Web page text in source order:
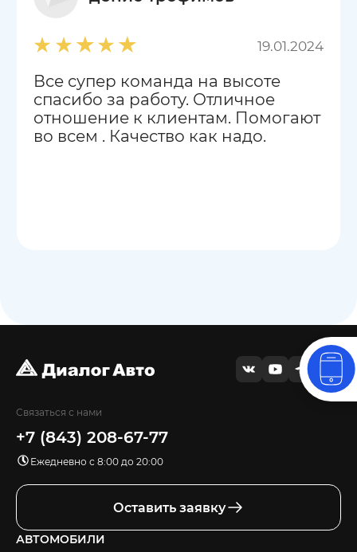
19.01.2024
Все супер команда на высоте
спасибо за работу. Отличное
отношение к клиентам. Помогают
во всем . Качество как надо.
Связаться с нами
+7 (843) 208-67-77
Ежедневно с 8:00 до 20:00
Оставить заявку
АВТОМОБИЛИ